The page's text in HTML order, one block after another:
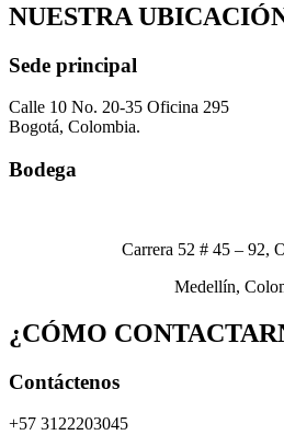
NUESTRA
Sede principal
Calle 10 No. 20-35 Oficina 295
Bogotá, Colombia.
Bodega
Carrera 52 # 45 – 92,
Medellín,
¿CÓMO
Contáctenos
+57 3122203045